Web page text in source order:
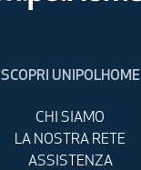
SCOPRI UNIPOLHOME
CHI SIAMO
LA NOSTRA RETE
ASSISTENZA